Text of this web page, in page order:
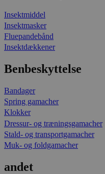
Insektmiddel
Insektmasker
Fluepandebånd
Insektdækkener
Benbeskyttelse
Bandager
Spring gamacher
Klokker
Dressur- og træningsgamacher
Stald- og transportgamacher
Muk- og foldgamacher
andet